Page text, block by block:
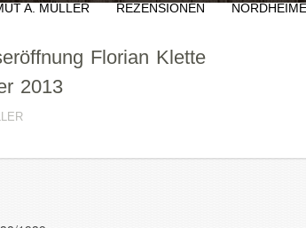
A. MÜLLER REZENSIONEN
Florian Klette
2013